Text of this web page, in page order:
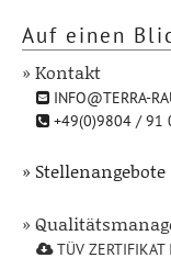
Auf einen
» Kontakt
INFO@TERRA-
+49(0)9804 / 91
» Stellenangebote
»
TÜV